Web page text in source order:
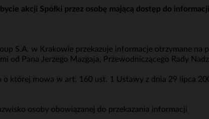
akcji Spółki przez osobę mającą dostęp do
S.A. w Krakowie przekazuje informacje otrzymane
od Pana Jerzego Mazgaja, Przewodniczącego Rady
o której mowa w art. 160 ust. 1 Ustawy z dnia 29 lipca
osoby obowiązanej do przekazania informacji